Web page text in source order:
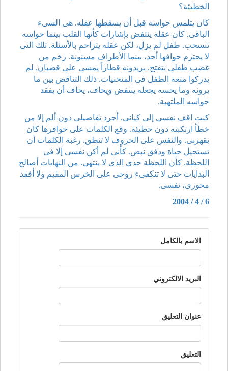
الخطيئة؟
كان يتلمس حواسه قبل أن يسقطها عقله. هى الشىء
الباقى. كان عقله ينتفض بإشارات كأنها القلب بينما حواسه
تنسحب. طفل لم يزل، لكن عقله يتزاحم بالأسئلة. تلك التى
لا يحترم حوافها أحد، بينما الأطراف مسنونة. زخم من
غضب طفلى يتفتح. يريدونه قطاراً يمشى على قضبان. لم
يدركوا متعة الطفل فى المنحنيات. ذلك التناقض بين ما
يرونه وما يحسه يجعله ينتفض ويخاف، يخاف أن يفقد
حواسه الملتهبة.
كنت اقف نفسى إلى كيانى. أجرد تفاصيلى دون ألم إلا من
خطأ ارتكبته دون خطيئة. وقع الكلمات على حوافرها كان
يقهرنى. والنفس على الحروف لا تنطق. رغبة الكلمات أن
تستحيل حياة ودفق نبض. كأنى لم أكن نفسى إلا فى
اللحظة. كأن اللحظة حدى الذى لا ينتهى. من النهايات أصالح
البدايات حتى لا تنكفىء روحى على الخرس المقيم ولا أفقد
محورى، نفسى.
6 / 4 / 2004
الاسم بالكامل
البريد الالكتروني
عنوان التعليق
التعليق